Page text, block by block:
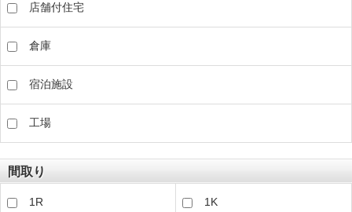
店舗付住宅
倉庫
宿泊施設
工場
間取り
1R 1K